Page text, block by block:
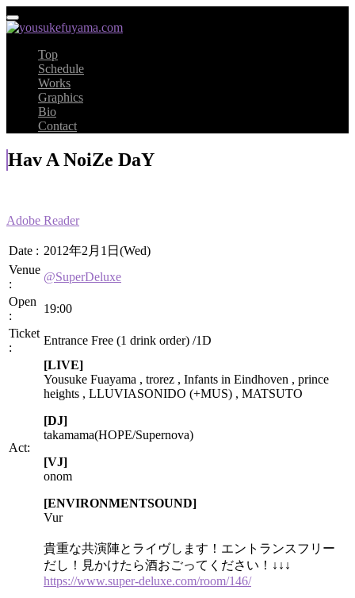
Top
Schedule
Works
Graphics
Bio
Contact
Hav A NoiZe DaY
Adobe Reader
Date : 2012年2月1日(Wed)
Venue
:
@SuperDeluxe
Open
:
19:00
Ticket
:
Entrance Free (1 drink order) /1D
Act:
[LIVE]
Yousuke Fuayama , trorez , Infants in Eindhoven , prince
heights , LLUVIASONIDO (+MUS) , MATSUTO
[DJ]
takamama(HOPE/Supernova)
[VJ]
onom
[ENVIRONMENTSOUND]
Vur
貴重な共演陣とライヴします！エントランスフリー
だし！見かけたら酒おごってください！↓↓↓
https://www.super-deluxe.com/room/146/